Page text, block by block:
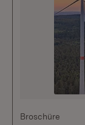
Broschüre